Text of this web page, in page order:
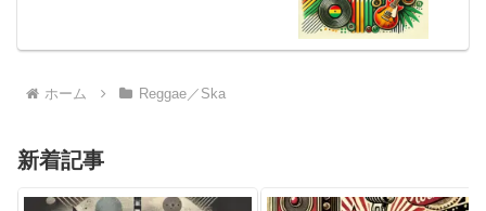
ホーム Reggae／Ska
新着記事